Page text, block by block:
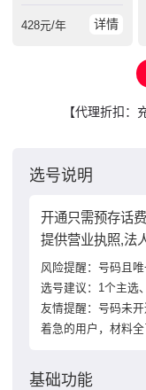
详情
428元/年
【代理折扣：
选号说明
开通只需预存话
提供营业执照,法
风险提醒：号码且
选号建议：1个主选
友情提醒：号码未
着急的用户，材料全
基础功能